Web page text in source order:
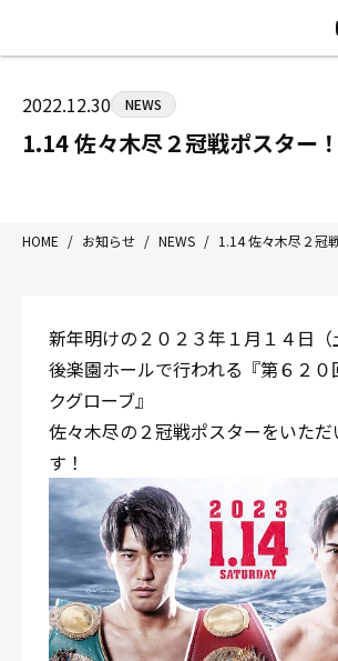
八王子中屋ボクシング
〒192-0072 東京都八王子市南町3-8
営業時間：月〜土 14:00〜22:00 / 日・祝
HOME
ジムについて
トレーニング
入会案内
施設紹
会員様
サポー
2022.12.30 NEWS
1.14 佐々木尽２冠戦ポスター！
HOME / お知らせ / NEWS / 1.14 佐々木尽２冠
新年明けの２０２３年１月１４日（
後楽園ホールで行われる『第６２０
クグローブ』
佐々木尽の２冠戦ポスターをいただ
す！